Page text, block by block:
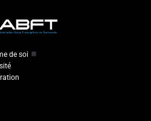
de soi